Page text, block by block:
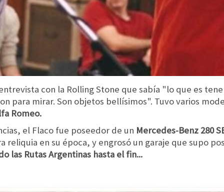
con la Rolling Stone que sabía "lo que es
para mirar. Son objetos bellísimos". Tuvo varios
Romeo.
el Flaco fue poseedor de un Mercedes-Benz 280
reliquia en su época, y engrosó un garaje que supo
las Rutas Argentinas hasta el fin...